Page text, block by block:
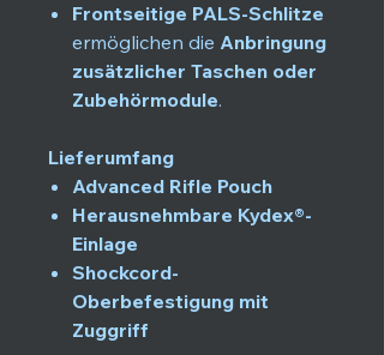
Frontseitige PALS-Schlitze
ermöglichen die Anbringung
zusätzlicher Taschen oder
Zubehörmodule.
Lieferumfang
Advanced Rifle Pouch
Herausnehmbare Kydex®-
Einlage
Shockcord-
Oberbefestigung mit
Zuggriff